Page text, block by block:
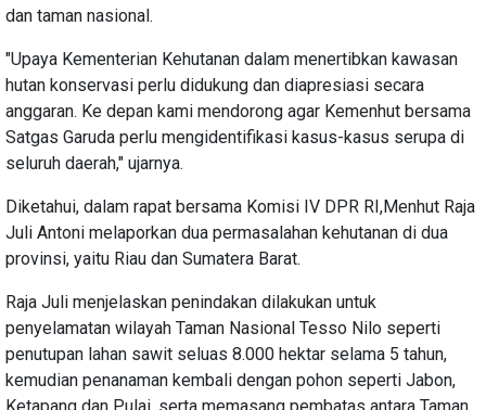
dan taman nasional.
"Upaya Kementerian Kehutanan dalam menertibkan kawasan
hutan konservasi perlu didukung dan diapresiasi secara
anggaran. Ke depan kami mendorong agar Kemenhut bersama
Satgas Garuda perlu mengidentifikasi kasus-kasus serupa di
seluruh daerah," ujarnya.
Diketahui, dalam rapat bersama Komisi IV DPR RI,Menhut Raja
Juli Antoni melaporkan dua permasalahan kehutanan di dua
provinsi, yaitu Riau dan Sumatera Barat.
Raja Juli menjelaskan penindakan dilakukan untuk
penyelamatan wilayah Taman Nasional Tesso Nilo seperti
penutupan lahan sawit seluas 8.000 hektar selama 5 tahun,
kemudian penanaman kembali dengan pohon seperti Jabon,